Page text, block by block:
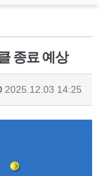
종료 예상
2025.12.03 14:25